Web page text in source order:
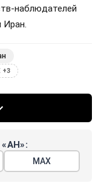
наблюдателей
Иран.
МАХ